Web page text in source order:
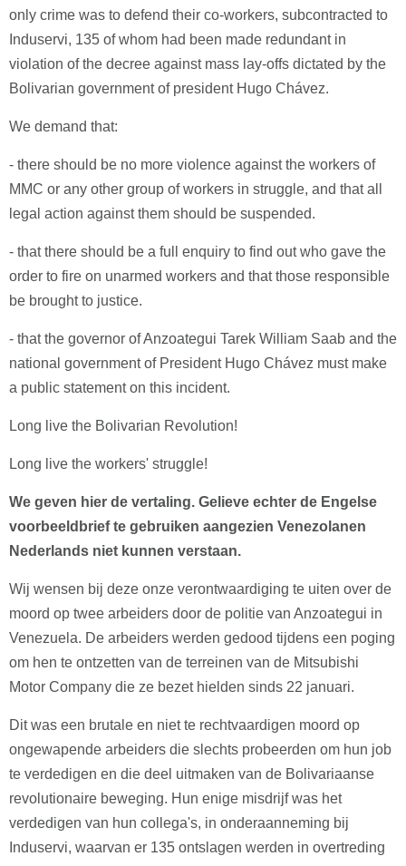
only crime was to defend their co-workers, subcontracted to
Induservi, 135 of whom had been made redundant in
violation of the decree against mass lay-offs dictated by the
Bolivarian government of president Hugo Chávez.
We demand that:
- there should be no more violence against the workers of
MMC or any other group of workers in struggle, and that all
legal action against them should be suspended.
- that there should be a full enquiry to find out who gave the
order to fire on unarmed workers and that those responsible
be brought to justice.
- that the governor of Anzoategui Tarek William Saab and the
national government of President Hugo Chávez must make
a public statement on this incident.
Long live the Bolivarian Revolution!
Long live the workers' struggle!
We geven hier de vertaling. Gelieve echter de Engelse
voorbeeldbrief te gebruiken aangezien Venezolanen
Nederlands niet kunnen verstaan.
Wij wensen bij deze onze verontwaardiging te uiten over de
moord op twee arbeiders door de politie van Anzoategui in
Venezuela. De arbeiders werden gedood tijdens een poging
om hen te ontzetten van de terreinen van de Mitsubishi
Motor Company die ze bezet hielden sinds 22 januari.
Dit was een brutale en niet te rechtvaardigen moord op
ongewapende arbeiders die slechts probeerden om hun job
te verdedigen en die deel uitmaken van de Bolivariaanse
revolutionaire beweging. Hun enige misdrijf was het
verdedigen van hun collega's, in onderaanneming bij
Induservi, waarvan er 135 ontslagen werden in overtreding